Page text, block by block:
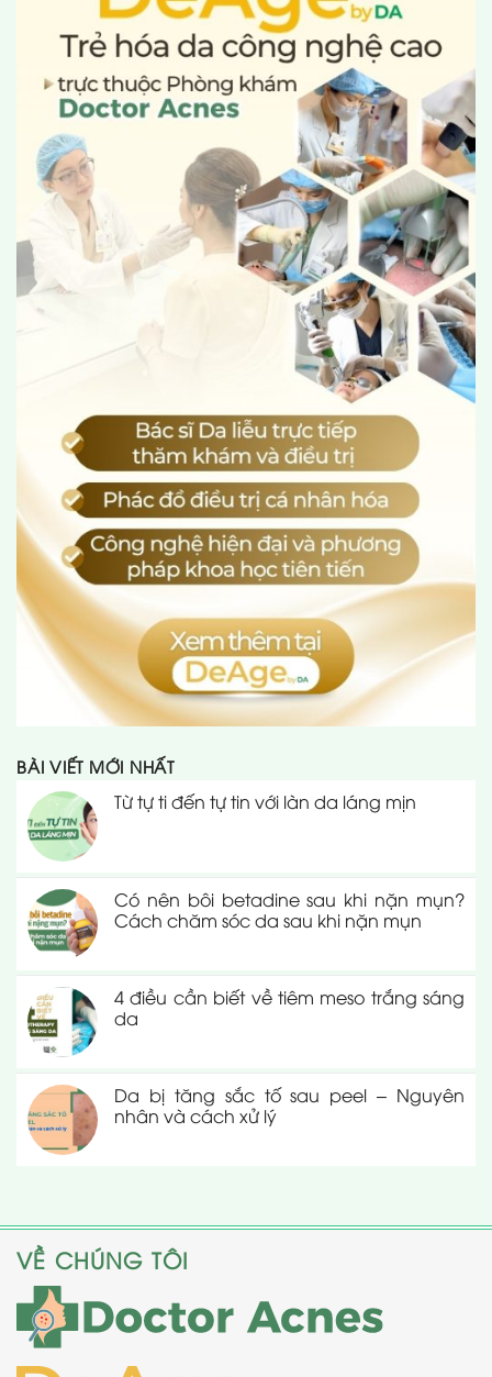
BÀI VIẾT MỚI NHẤT
Từ tự ti đến tự tin với làn da láng mịn
Có nên bôi betadine sau khi nặn mụn?
Cách chăm sóc da sau khi nặn mụn
4 điều cần biết về tiêm meso trắng sáng
da
Da bị tăng sắc tố sau peel – Nguyên
nhân và cách xử lý
VỀ CHÚNG TÔI